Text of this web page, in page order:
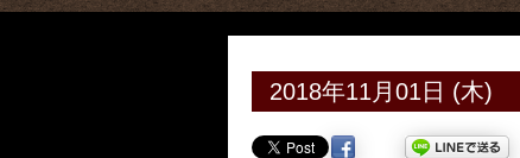
2018年11月01日 (木)